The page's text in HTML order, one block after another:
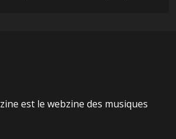
est le webzine des musiques